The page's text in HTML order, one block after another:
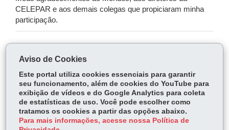
CELEPAR e aos demais colegas que propiciaram minha
participação.
ce
bo
ok
Tw
itt
er
ha
ts
Ap
p
Voltar Início Imprimir Baixar
Aviso de Cookies
Este portal utiliza cookies essenciais para garantir
seu funcionamento, além de cookies do YouTube para
exibição de vídeos e do Google Analytics para coleta
de estatísticas de uso. Você pode escolher como
tratamos os cookies a partir das opções abaixo.
Para mais informações, acesse nossa Política de